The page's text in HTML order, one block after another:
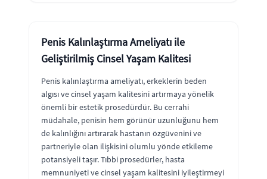
Penis Kalınlaştırma Ameliyatı ile
Geliştirilmiş Cinsel Yaşam Kalitesi
Penis kalınlaştırma ameliyatı, erkeklerin beden
algısı ve cinsel yaşam kalitesini artırmaya yönelik
önemli bir estetik prosedürdür. Bu cerrahi
müdahale, penisin hem görünür uzunluğunu hem
de kalınlığını artırarak hastanın özgüvenini ve
partneriyle olan ilişkisini olumlu yönde etkileme
potansiyeli taşır. Tıbbi prosedürler, hasta
memnuniyeti ve cinsel yaşam kalitesini iyileştirmeyi